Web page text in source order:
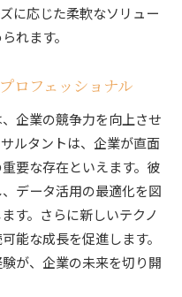
に応じた柔軟なソリュー
れます。
ロフェッショナル
企業の競争力を向上させ
ルタントは、企業が直面
要な存在といえます。彼
データ活用の最適化を図
す。さらに新しいテクノ
能な成長を促進します。
が、企業の未来を切り開